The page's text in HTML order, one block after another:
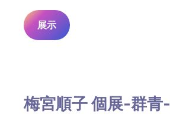
展示
梅宮順子 個展‐群青‐